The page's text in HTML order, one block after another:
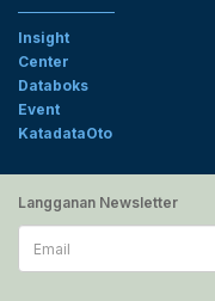
Insight
Center
Databoks
Event
KatadataOto
Langganan Newsletter
Email